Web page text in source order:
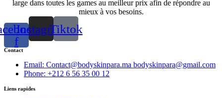
large dans toutes les games au meilleur prix afin de répondre au
mieux à vos besoins.
f
InstagramTiktok
Contact
Email: Contact@bodyskinpara.ma bodyskinpara@gmail.com
Phone: +212 6 56 35 00 12
Liens rapides